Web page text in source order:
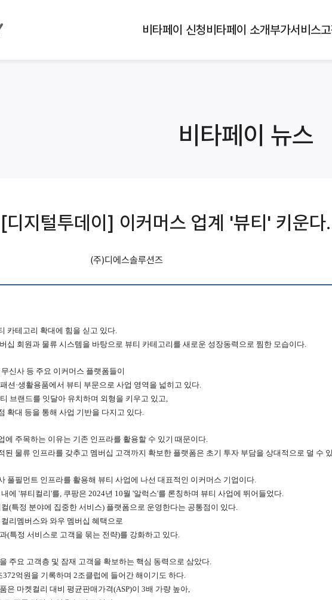
비타페이 신청비타페이 소개부가서비스
비타페이 뉴스
[디지털투데이] 이커머스 업계 '뷰티' 키운
(주)디에스솔루션즈
카테고리 확대에 힘을 싣고 있다.
십 회원과 물류 시스템을 바탕으로 뷰티 카테고리를 새로운 성장동력으로 찜한 모습이다.
신사 등 주요 이커머스 플랫폼들이
션·생활용품에서 뷰티 부문으로 사업 영역을 넓히고 있다.
브랜드를 잇달아 유치하며 외형을 키우고 있고,
확대 등을 통해 사업 기반을 다지고 있다.
에 주목하는 이유는 기존 인프라를 활용할 수 있기 때문이다.
된 물류 인프라를 갖추고 멤버십 고객까지 확보한 플랫폼은 초기 투자 부담을 상대적으로 덜 수
풀필먼트 인프라를 활용해 뷰티 사업에 나선 대표적인 이커머스 기업이다.
에 '뷰티컬리'를, 쿠팡은 2024년 10월 '알럭스'를 론칭하며 뷰티 사업에 뛰어들었다.
(특정 분야에 집중한 서비스) 플랫폼으로 운영한다는 공통점이 있다.
리멤버스와 와우 멤버십 혜택으로
(특정 서비스로 고객을 묶는 전략)를 강화하고 있다.
주요 고객층 및 잠재 고객을 확보하는 핵심 동력으로 삼았다.
억원을 기록하며 2조클럽에 들어간 해이기도 하다.
은 마켓컬리 대비 평균판매가격(ASP)이 3배 가량 높아,